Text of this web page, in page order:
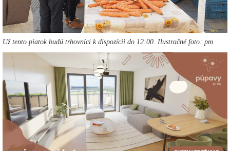
Už tento piatok budú trhovníci k dispozícii do 12:00. Ilustračné foto: pm